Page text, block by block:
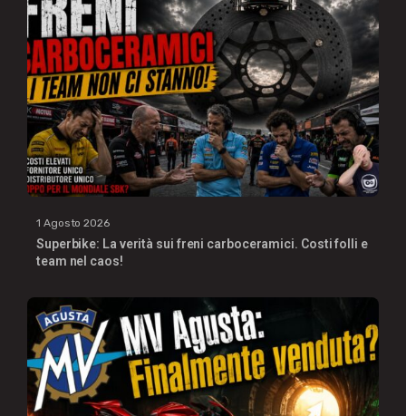
1 Agosto 2026
Superbike: La verità sui freni carboceramici. Costi folli e
team nel caos!